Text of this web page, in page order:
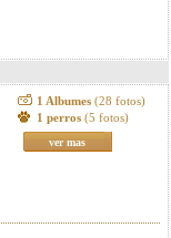
1 Albumes (28 fotos)
1 perros (5 fotos)
ver mas